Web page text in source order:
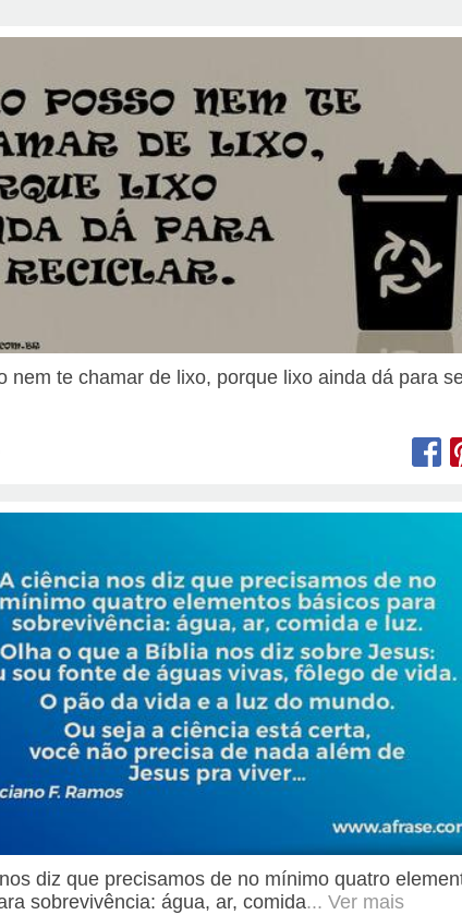
nem te chamar de lixo, porque lixo ainda dá para
diz que precisamos de no mínimo quatro
sobrevivência: água, ar, comida... Ver mais